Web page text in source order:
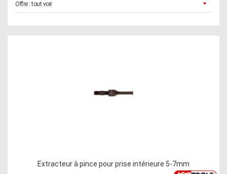
Offre :tout voir
Extracteur à pince pour prise intérieure 5-7mm